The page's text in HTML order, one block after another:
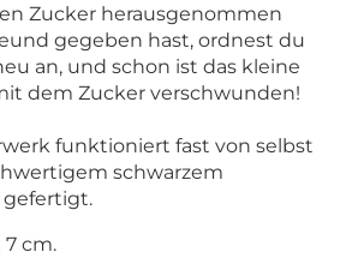
Zucker herausgenommen
gegeben hast, ordnest du
an, und schon ist das kleine
dem Zucker verschwunden!
funktioniert fast von selbst
schwarzem
gefertigt.
7 cm.